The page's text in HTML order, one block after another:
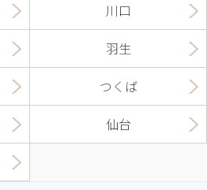
川口
羽生
つくば
仙台